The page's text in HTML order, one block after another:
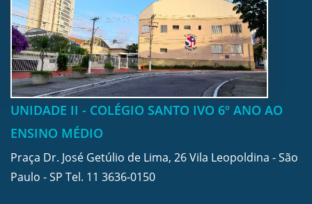
UNIDADE II - COLÉGIO SANTO IVO 6º ANO AO
ENSINO MÉDIO
Praça Dr. José Getúlio de Lima, 26 Vila Leopoldina - São
Paulo - SP Tel. 11 3636-0150